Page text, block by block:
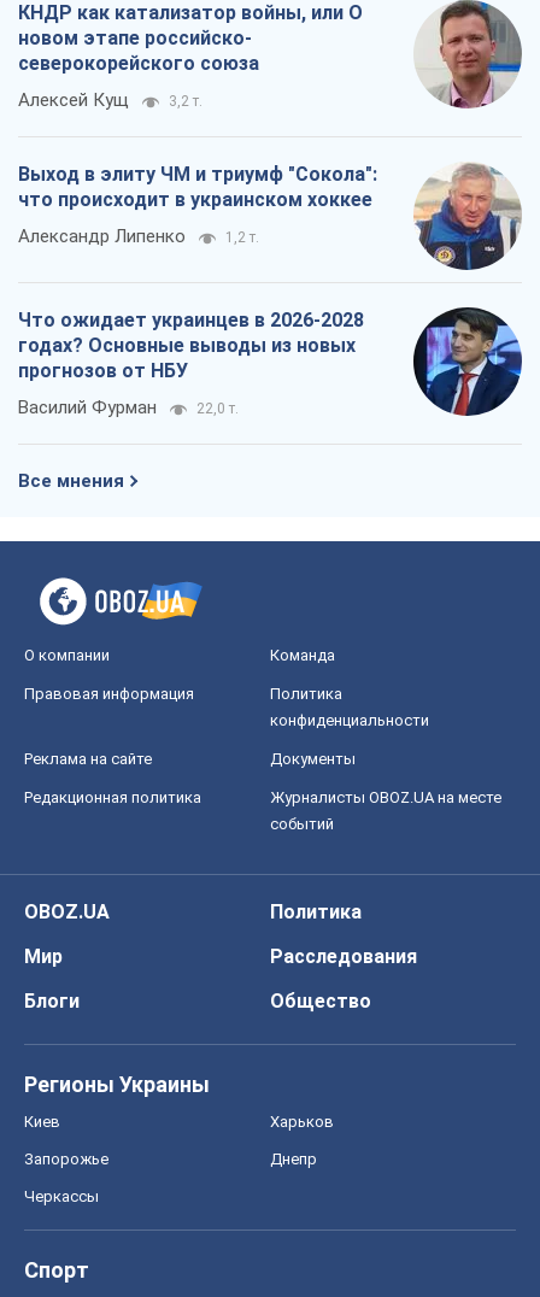
КНДР как катализатор войны, или О
новом этапе российско-
северокорейского союза
Алексей Кущ 3,2 т.
Выход в элиту ЧМ и триумф "Сокола":
что происходит в украинском хоккее
Александр Липенко 1,2 т.
Что ожидает украинцев в 2026-2028
годах? Основные выводы из новых
прогнозов от НБУ
Василий Фурман 22,0 т.
Все мнения
О компании Команда
Правовая информация
Политика
конфиденциальности
Реклама на сайте Документы
Редакционная политика
Журналисты OBOZ.UA на месте
событий
OBOZ.UA
Политика
Мир
Расследования
Блоги
Общество
Регионы Украины
Киев Харьков
Запорожье Днепр
Черкассы
Спорт